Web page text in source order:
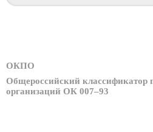
ОКПО
Общероссийский классификатор
организаций ОК 007–93